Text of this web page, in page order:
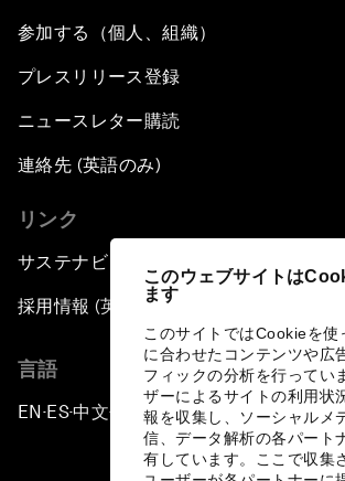
このウェブサイトは
ます
このサイトではCookieを使
に合わせたコンテンツや広
フィックの分析を行ってい
ザーによるサイトの利用状
報を収集し、ソーシャルメ
信、データ解析の各パート
有しています。ここで収集
参加する（個人、組織）
プレスリリース登録
ニュースレター購読
連絡先 (英語のみ)
リンク
サステナビリティへの取り組み
採用情報 (英語のみ)
言語
EN ▪ES▪中文▪ 日本語